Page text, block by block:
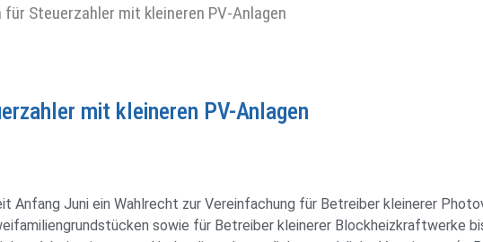
für Steuerzahler mit kleineren PV-Anlagen
mit kleineren PV-Anlagen
Anfang Juni ein Wahlrecht zur Vereinfachung für Betreiber kleinerer
sowie für Betreiber kleinerer Blockheizkraftwerke